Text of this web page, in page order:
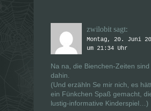
zwilobit sagt:
Montag, 20. Juni
um 21:34 Uhr
Na na, die Bienchen-Zeiten sind
dahin.
(Und erzähln Se mir nich, es
ein Fünkchen Spaß gemacht,
lustig-informative Kinderspiel…)